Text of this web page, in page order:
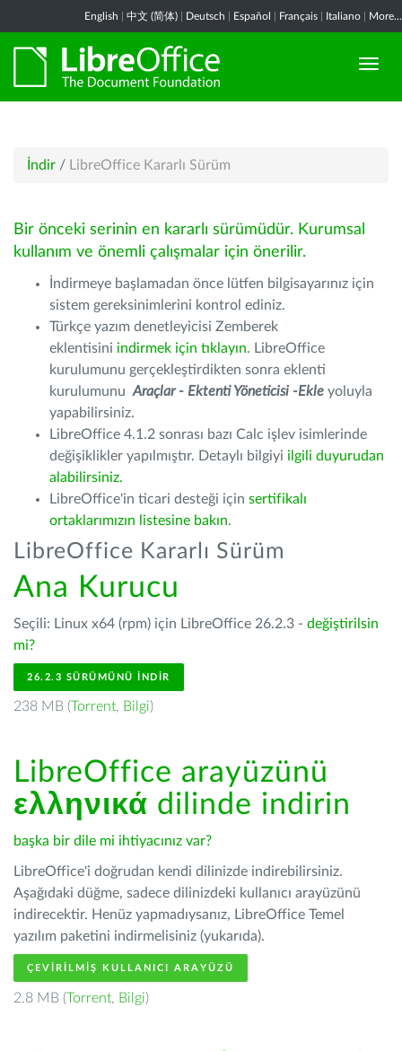
English 中文 (简体) Deutsch Español Français Italiano More...
İndir / LibreOffice Kararlı Sürüm
Bir önceki serinin en kararlı sürümüdür. Kurumsal
kullanım ve önemli çalışmalar için önerilir.
İndirmeye başlamadan önce lütfen bilgisayarınız için
sistem gereksinimlerini kontrol ediniz.
Türkçe yazım denetleyicisi Zemberek
eklentisini indirmek için tıklayın. LibreOffice
kurulumunu gerçekleştirdikten sonra eklenti
kurulumunu Araçlar - Ektenti Yöneticisi -Ekle yoluyla
yapabilirsiniz.
LibreOffice 4.1.2 sonrası bazı Calc işlev isimlerinde
değişiklikler yapılmıştır. Detaylı bilgiyi ilgili duyurudan
alabilirsiniz.
LibreOffice'in ticari desteği için sertifikalı
ortaklarımızın listesine bakın.
LibreOffice Kararlı Sürüm
Ana Kurucu
Seçili: Linux x64 (rpm) için LibreOffice 26.2.3 - değiştirilsin
mi?
26.2.3 SÜRÜMÜNÜ İNDIR
238 MB (Torrent, Bilgi)
LibreOffice arayüzünü
ελληνικά dilinde indirin
başka bir dile mi ihtiyacınız var?
LibreOffice'i doğrudan kendi dilinizde indirebilirsiniz.
Aşağıdaki düğme, sadece dilinizdeki kullanıcı arayüzünü
indirecektir. Henüz yapmadıysanız, LibreOffice Temel
yazılım paketini indirmelisiniz (yukarıda).
ÇEVIRILMIŞ KULLANICI ARAYÜZÜ
2.8 MB (Torrent, Bilgi)